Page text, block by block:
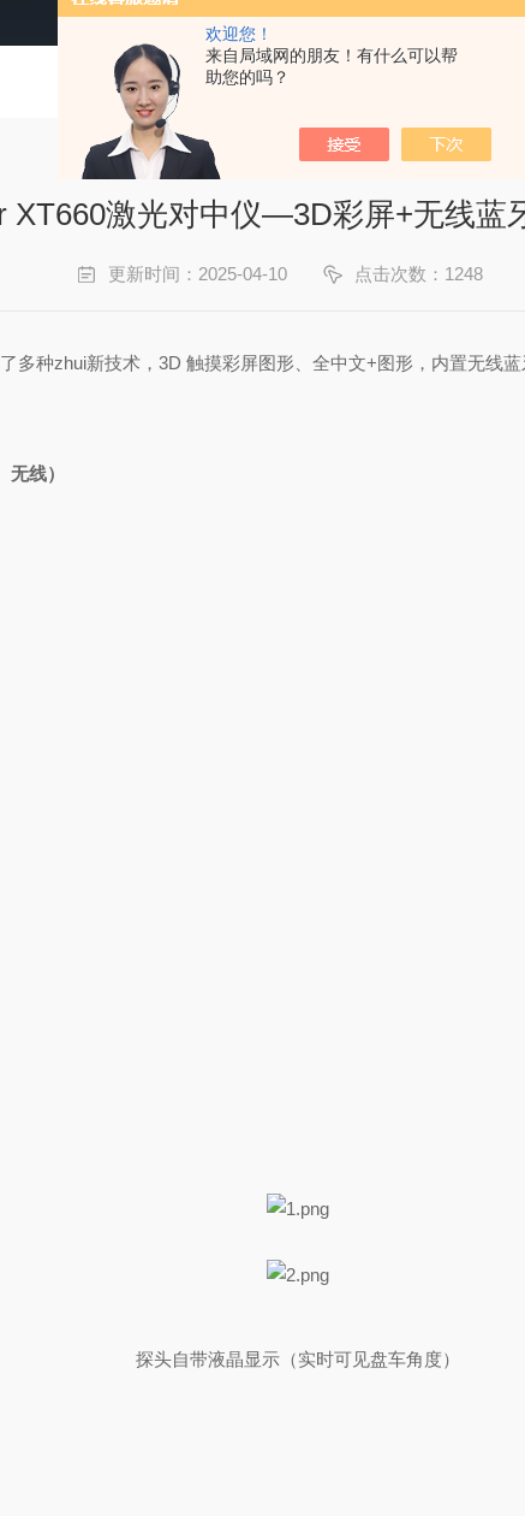
欢迎您！
来自局域网的朋友！有什么可以帮
助您的吗？当前位置：
XT660激光对中仪—3D彩屏+无线蓝
更新时间：2025-04-10 点击次数：1248
多种zhui新技术 ，3D 触摸彩屏图形、全中文+图形，内置无线
线）
探头自带液晶显示（实时可见盘车角度）